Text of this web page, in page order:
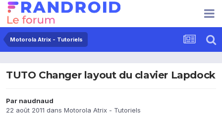
Motorola Atrix - Tutoriels
TUTO Changer layout du clavier Lapdock
Par naudnaud
22 août 2011 dans Motorola Atrix - Tutoriels